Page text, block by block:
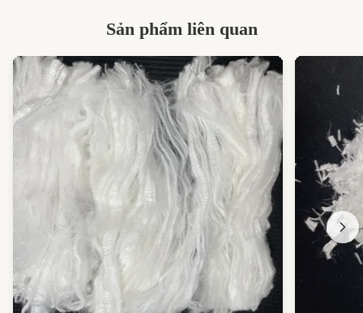
Sản phẩm liên quan